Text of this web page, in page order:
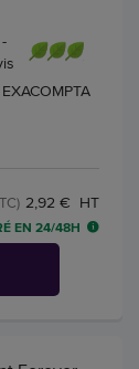
-
2,92 € HT
EN 24/48H